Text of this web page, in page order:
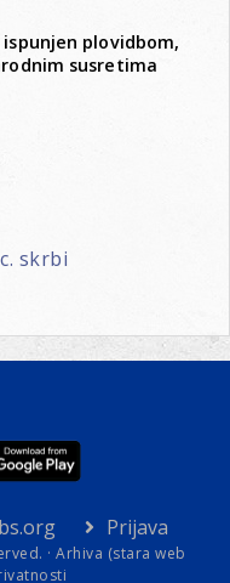
plovidbom,
susretima
skrbi
Prijava
· Arhiva (stara web